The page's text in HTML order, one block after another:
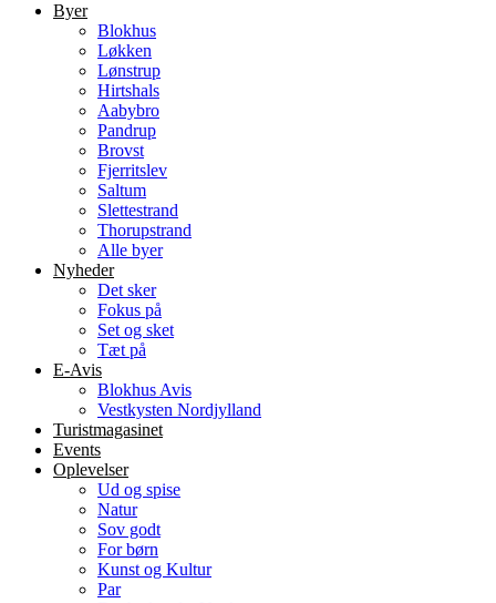
Byer
Blokhus
Løkken
Lønstrup
Hirtshals
Aabybro
Pandrup
Brovst
Fjerritslev
Saltum
Slettestrand
Thorupstrand
Alle byer
Nyheder
Det sker
Fokus på
Set og sket
Tæt på
E-Avis
Blokhus Avis
Vestkysten Nordjylland
Turistmagasinet
Events
Oplevelser
Ud og spise
Natur
Sov godt
For børn
Kunst og Kultur
Par